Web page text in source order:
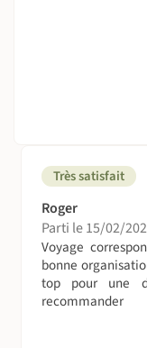
Très satisfait
Roger
Parti le 15/02/
Voyage
bonne
top pour une
recommander